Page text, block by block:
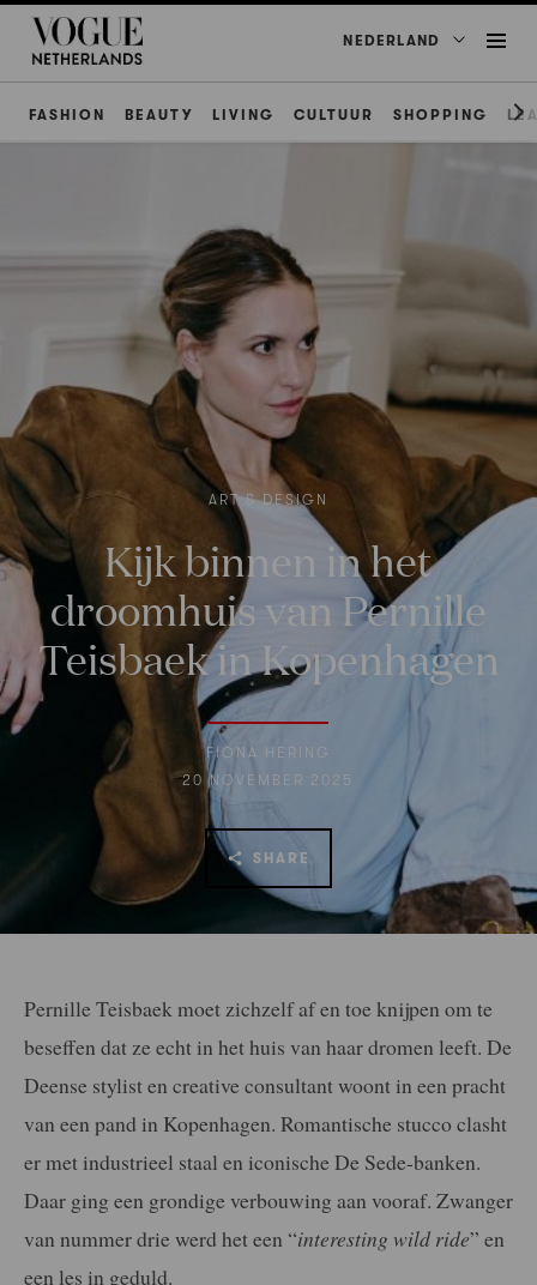
NEDERLAND
FASHION BEAUTY LIVING CULTUUR SHOPPING
ART & DESIGN
Kijk binnen in het
droomhuis van Pernille
Teisbaek in Kopenhagen
FIONA HERING
20 NOVEMBER 2025
SHARE
Pernille Teisbaek moet zichzelf af en toe knijpen om te
beseffen dat ze echt in het huis van haar dromen leeft. De
Deense stylist en creative consultant woont in een pracht
van een pand in Kopenhagen. Romantische stucco clasht
er met industrieel staal en iconische De Sede-banken.
Daar ging een grondige verbouwing aan vooraf. Zwanger
van nummer drie werd het een “interesting wild ride” en
een les in geduld.